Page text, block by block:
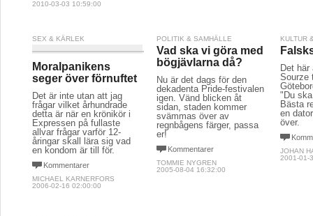
MICHAEL KARNERFORS
Har Hollywood tagit mitt
filmfestivalhjärta?
Det här är ett bidrag i Sourze tävling med
Festival, "Du ska va recensent". Bästa
dator när festivalen är över.
ANITA THÅSTRÖM
2001-01-28 21:00:00